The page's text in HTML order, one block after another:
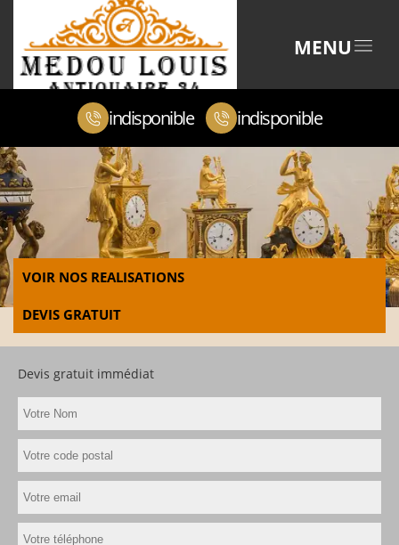
MENU
indisponible indisponible
VOIR NOS REALISATIONS
DEVIS GRATUIT
Devis gratuit immédiat